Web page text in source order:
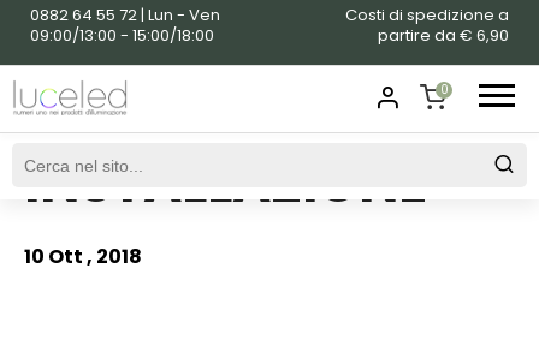
0882 64 55 72 | Lun - Ven
09:00/13:00 - 15:00/18:00
Costi di spedizione a
partire da € 6,90
0
SHOPPING
CART
INSTALLAZIONE
10 Ott , 2018